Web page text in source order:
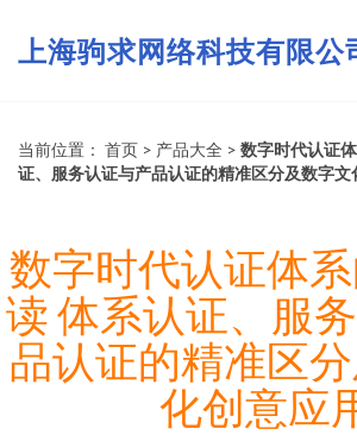
上海驹求网络科技有限公
当前位置： 首页 > 产品大全 > 数字时代认证
证、服务认证与产品认证的精准区分及数字文
数字时代认证体
读 体系认证、服
品认证的精准区
化创意应